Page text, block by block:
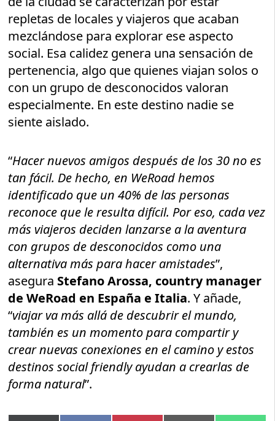
repletas de locales y viajeros que acaban
mezclándose para explorar ese aspecto
social. Esa calidez genera una sensación de
pertenencia, algo que quienes viajan solos o
con un grupo de desconocidos valoran
especialmente. En este destino nadie se
siente aislado.
“Hacer nuevos amigos después de los 30 no es
tan fácil. De hecho, en WeRoad hemos
identificado que un 40% de las personas
reconoce que le resulta difícil. Por eso, cada vez
más viajeros deciden lanzarse a la aventura
con grupos de desconocidos como una
alternativa más para hacer amistades”,
asegura Stefano Arossa, country manager
de WeRoad en España e Italia. Y añade,
“viajar va más allá de descubrir el mundo,
también es un momento para compartir y
crear nuevas conexiones en el camino y estos
destinos social friendly ayudan a crearlas de
forma natural”.